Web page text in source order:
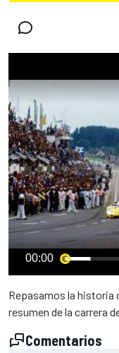
00:00
Repasamos la historia
resumen de la carrera
Comentarios